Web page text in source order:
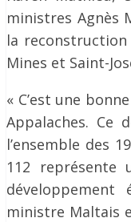
ministres Agnès
la
Mines et Saint-
« C’est une
Appalaches. Ce
l’ensemble des
112 représente
développement
ministre Maltais